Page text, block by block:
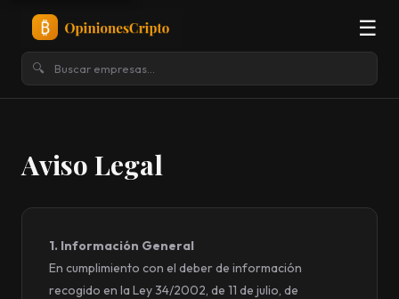
🔍
☰
Aviso Legal
1. Información General
En cumplimiento con el deber de información
recogido en la Ley 34/2002, de 11 de julio, de